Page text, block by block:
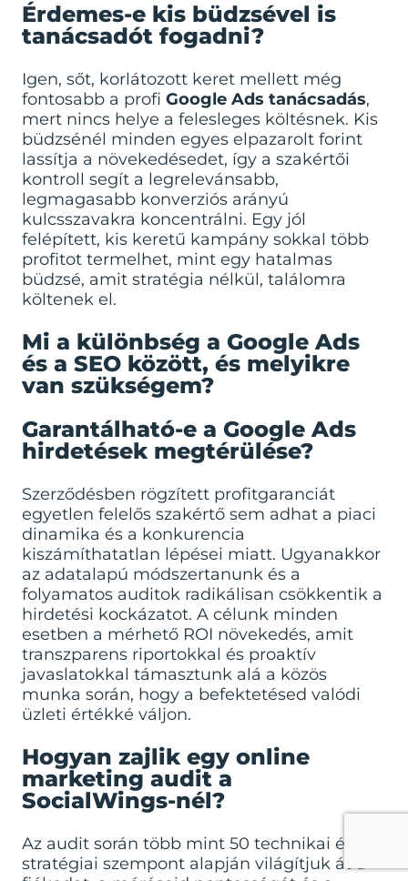
Érdemes-e kis büdzsével is
tanácsadót fogadni?
Igen, sőt, korlátozott keret mellett még
fontosabb a profi Google Ads tanácsadás,
mert nincs helye a felesleges költésnek. Kis
büdzsénél minden egyes elpazarolt forint
lassítja a növekedésedet, így a szakértői
kontroll segít a legrelevánsabb,
legmagasabb konverziós arányú
kulcsszavakra koncentrálni. Egy jól
felépített, kis keretű kampány sokkal több
profitot termelhet, mint egy hatalmas
büdzsé, amit stratégia nélkül, találomra
költenek el.
Mi a különbség a Google Ads
és a SEO között, és melyikre
van szükségem?
Garantálható-e a Google Ads
hirdetések megtérülése?
Szerződésben rögzített profitgaranciát
egyetlen felelős szakértő sem adhat a piaci
dinamika és a konkurencia
kiszámíthatatlan lépései miatt. Ugyanakkor
az adatalapú módszertanunk és a
folyamatos auditok radikálisan csökkentik a
hirdetési kockázatot. A célunk minden
esetben a mérhető ROI növekedés, amit
transzparens riportokkal és proaktív
javaslatokkal támasztunk alá a közös
munka során, hogy a befektetésed valódi
üzleti értékké váljon.
Hogyan zajlik egy online
marketing audit a
SocialWings-nél?
Az audit során több mint 50 technikai és
stratégiai szempont alapján világítjuk át a